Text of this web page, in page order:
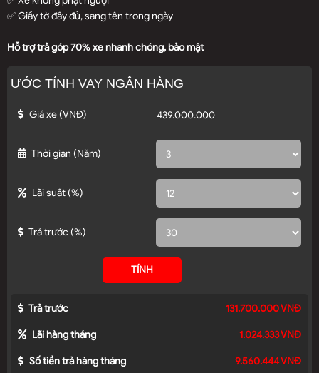
✅ Giấy tờ đầy đủ, sang tên trong ngày
Hỗ trợ trả góp 70% xe nhanh chóng, bảo mật
ƯỚC TÍNH VAY NGÂN HÀNG
Giá xe (VNĐ)
Thời gian (Năm)
Lãi suất (%)
Trả trước (%)
TÍNH
Trả trước 131.700.000 VNĐ
Lãi hàng tháng 1.024.333 VNĐ
Số tiền trả hàng tháng 9.560.444 VNĐ